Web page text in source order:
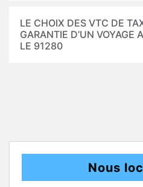
LE CHOIX DES VTC DE
GARANTIE D’UN VOYAGE
LE 91280
Nous